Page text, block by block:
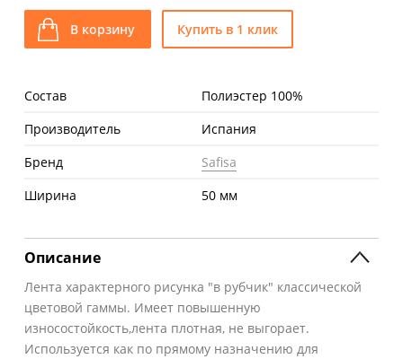
В корзину Купить в 1 клик
Состав
Полиэстер 100%
Производитель
Испания
Бренд
Safisa
Ширина
50 мм
Описание
Лента характерного рисунка "в рубчик" классической
цветовой гаммы. Имеет повышенную
износостойкость,лента плотная, не выгорает.
Используется как по прямому назначению для